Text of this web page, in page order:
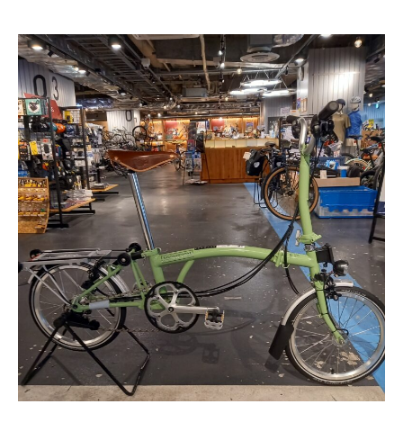
イベント
特集
メディア
求人情報
募集中の求人情報
法人様
法人様向け割引